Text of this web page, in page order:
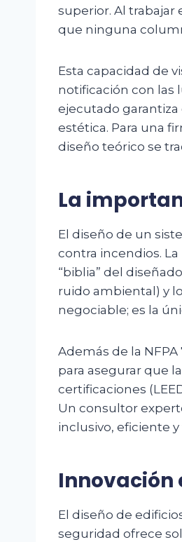
superior. Al trabajar
que ninguna
Esta capacidad de
notificación con las
ejecutado
estética. Para una
diseño teórico se
La
El diseño de un
contra incendios.
“biblia” del
ruido ambiental) y
negociable; es la
Además de la
para asegurar que
certificaciones
Un consultor
inclusivo, eficiente
Innovación
El diseño de
seguridad ofrece